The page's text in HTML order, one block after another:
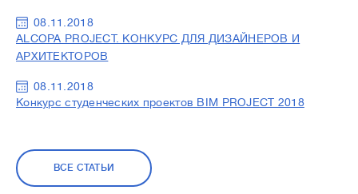
08.11.2018
ALCOPA PROJECT. КОНКУРС ДЛЯ ДИЗАЙНЕРОВ И
АРХИТЕКТОРОВ
08.11.2018
Конкурс студенческих проектов BIM PROJECT 2018
ВСЕ СТАТЬИ